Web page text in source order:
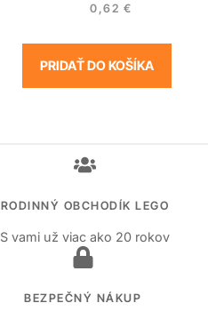
0,62 €
PRIDAŤ DO KOŠÍKA
RODINNÝ OBCHODÍK LEGO
S vami už viac ako 20 rokov
BEZPEČNÝ NÁKUP